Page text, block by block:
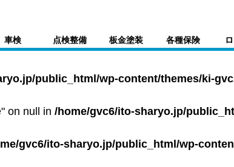
車検 点検整備 板金塗装 各種保険
public_html/wp-content/themes/ki-
on null in /home/gvc6/ito-sharyo.jp/
gvc6/ito-sharyo.jp/public_html/wp-